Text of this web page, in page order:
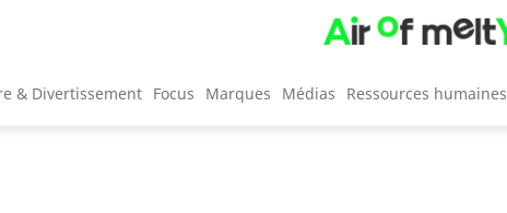
& Divertissement Focus Marques Médias Ressources humaines